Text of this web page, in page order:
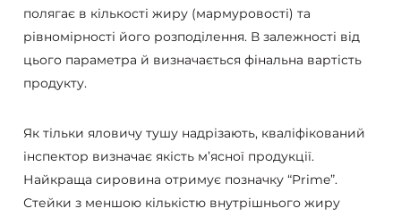
полягає в кількості жиру (мармуровості) та
рівномірності його розподілення. В залежності від
цього параметра й визначається фінальна вартість
продукту.
Як тільки яловичу тушу надрізають, кваліфікований
інспектор визначає якість м’ясної продукції.
Найкраща сировина отримує позначку “Prime”.
Стейки з меншою кількістю внутрішнього жиру